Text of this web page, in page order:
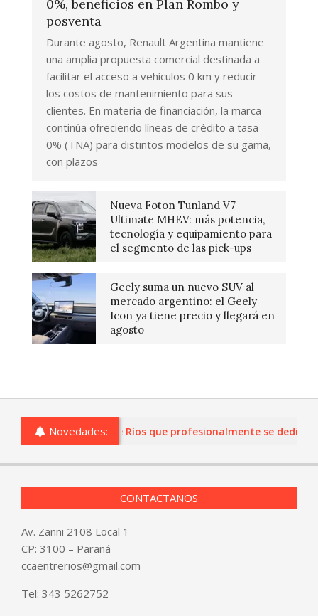
0%, beneficios en Plan Rombo y
posventa
Durante agosto, Renault Argentina mantiene
una amplia propuesta comercial destinada a
facilitar el acceso a vehículos 0 km y reducir
los costos de mantenimiento para sus
clientes. En materia de financiación, la marca
continúa ofreciendo líneas de crédito a tasa
0% (TNA) para distintos modelos de su gama,
con plazos
Nueva Foton Tunland V7
Ultimate MHEV: más potencia,
tecnología y equipamiento para
el segmento de las pick-ups
Geely suma un nuevo SUV al
mercado argentino: el Geely
Icon ya tiene precio y llegará en
agosto
Novedades:
o comercios de Entre Ríos que profesionalmente se
CONTACTANOS
Av. Zanni 2108 Local 1
CP: 3100 – Paraná
ccaentrerios@gmail.com
Tel: 343 5262752